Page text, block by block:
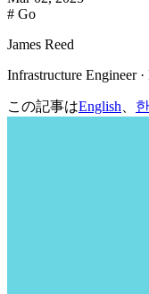
# Go
James Reed
Infrastructure Engineer ·
この記事はEnglish